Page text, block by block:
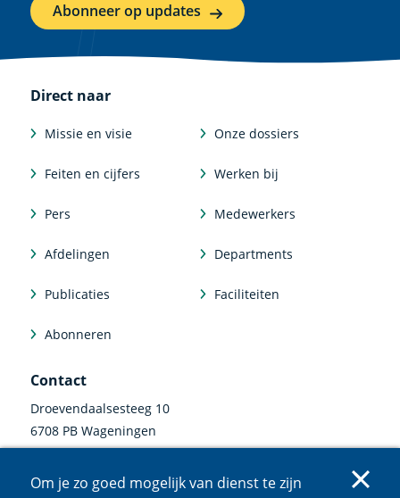
Om je zo goed mogelijk van dienst te zijn
Abonneer op updates
Direct naar
Missie en visie Onze dossiers
Feiten en cijfers Werken bij
Pers Medewerkers
Afdelingen Departments
Publicaties Faciliteiten
Abonneren
Contact
Droevendaalsesteeg 10
6708 PB Wageningen
communicatie@nioo.knaw.nl